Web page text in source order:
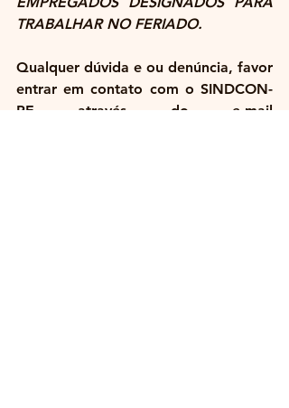
TRABALHAR NO FERIADO.
Qualquer dúvida e ou denúncia, favor
entrar em contato com o SINDCON-